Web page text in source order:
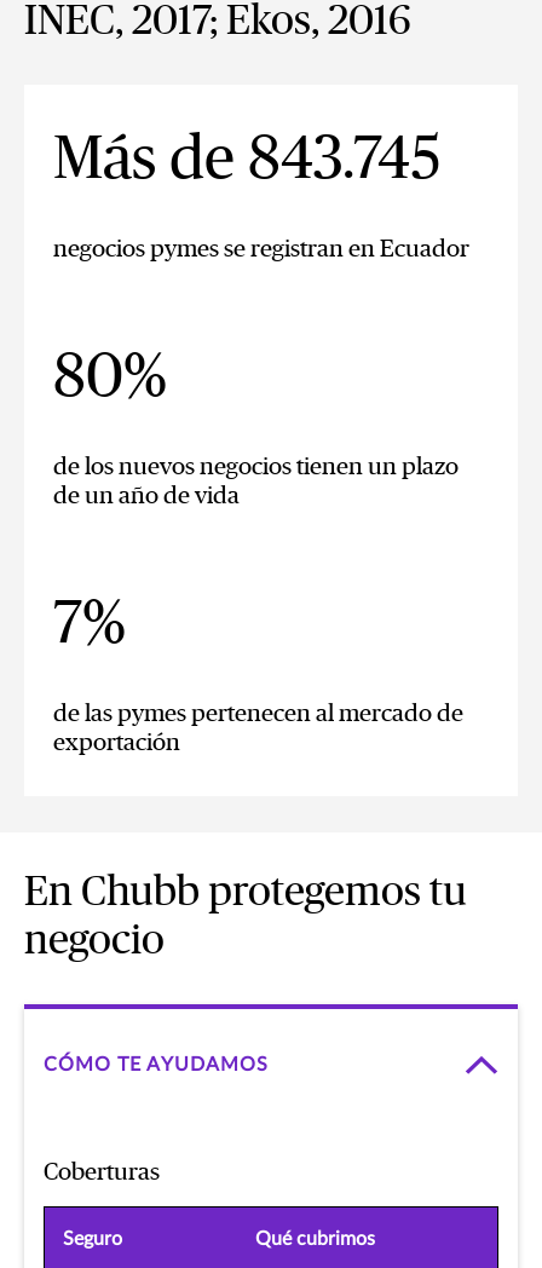
INEC, 2017; Ekos, 2016
Más de 843.745
negocios pymes se registran en Ecuador
80%
de los nuevos negocios tienen un plazo
de un año de vida
7%
de las pymes pertenecen al mercado de
exportación
En Chubb protegemos tu
negocio
CÓMO TE AYUDAMOS
Coberturas
Seguro Qué cubrimos